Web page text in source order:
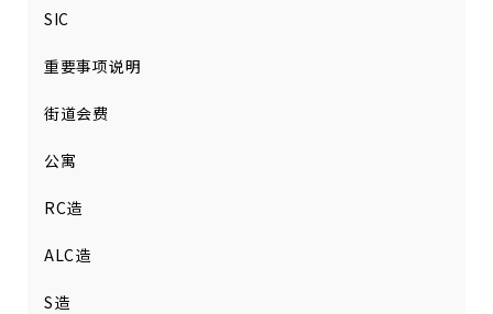
SIC
重要事项说明
街道会费
公寓
RC造
ALC造
S造